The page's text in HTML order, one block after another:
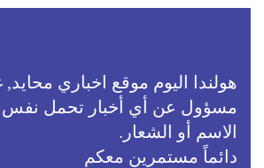
هولندا اليوم موقع اخباري محايد,
مسؤول عن أي أخبار تحمل نفس
الاسم أو الشعار.
دائماً مستمرين معكم